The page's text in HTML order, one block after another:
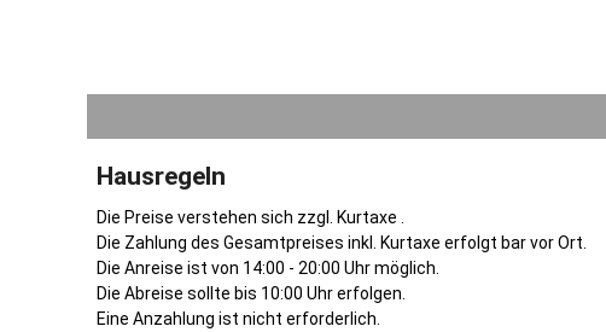
Hausregeln
Die Preise verstehen sich zzgl. Kurtaxe .
Die Zahlung des Gesamtpreises inkl. Kurtaxe erfolgt bar vor Ort.
Die Anreise ist von 14:00 - 20:00 Uhr möglich.
Die Abreise sollte bis 10:00 Uhr erfolgen.
Eine Anzahlung ist nicht erforderlich.